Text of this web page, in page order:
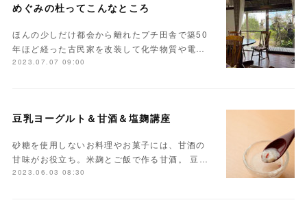
めぐみの杜ってこんなところ
ほんの少しだけ都会から離れたプチ田舎で築50
年ほど経った古民家を改装して化学物質や電…
2023.07.07 09:00
豆乳ヨーグルト＆甘酒＆塩麹講座
砂糖を使用しないお料理やお菓子には、甘酒の
甘味がお役立ち。米麹とご飯で作る甘酒。 豆…
2023.06.03 08:30